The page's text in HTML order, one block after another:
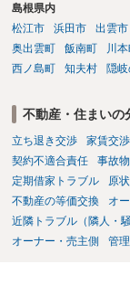
島根県内
松江市
浜田市 出雲市
奥出雲町
飯南町 川
西ノ島町
知夫村 隠
不動産・住まいの
立ち退き交渉 家賃交渉
契約不適合責任
事故
定期借家トラブル
原
不動産の等価交換
オ
近隣トラブル（隣人・
オーナー・売主側
管